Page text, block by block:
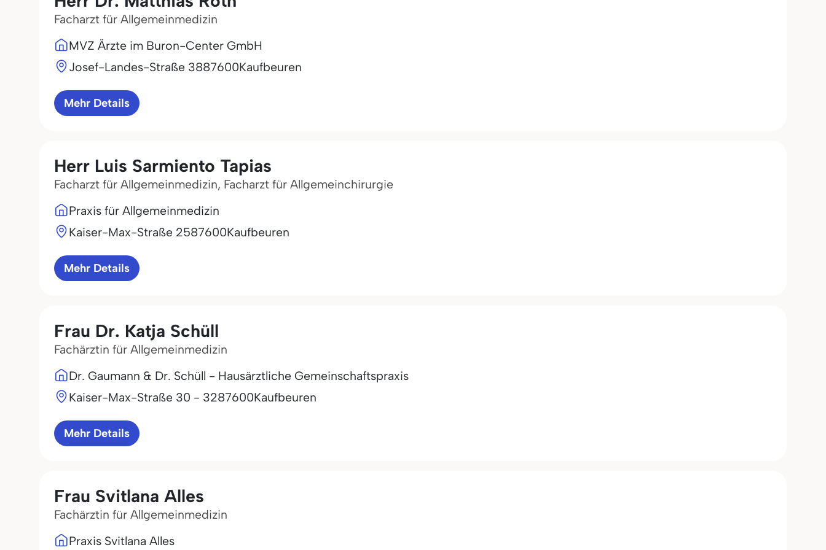
Facharzt für Allgemeinmedizin
MVZ Ärzte im Buron-Center GmbH
Josef-Landes-Straße 3887600Kaufbeuren
Mehr Details
Herr Luis Sarmiento Tapias
Facharzt für Allgemeinmedizin, Facharzt für Allgemeinchirurgie
Praxis für Allgemeinmedizin
Kaiser-Max-Straße 2587600Kaufbeuren
Mehr Details
Frau Dr. Katja Schüll
Fachärztin für Allgemeinmedizin
Dr. Gaumann & Dr. Schüll - Hausärztliche Gemeinschaftspraxis
Kaiser-Max-Straße 30 - 3287600Kaufbeuren
Mehr Details
Frau Svitlana Alles
Fachärztin für Allgemeinmedizin
Praxis Svitlana Alles